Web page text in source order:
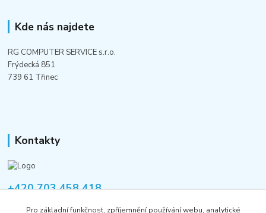
Kde nás najdete
RG COMPUTER SERVICE s.r.o.
Frýdecká 851
739 61 Třinec
Kontakty
+420 703 458 418
Pro základní funkčnost, zpříjemnění používání webu, analytické